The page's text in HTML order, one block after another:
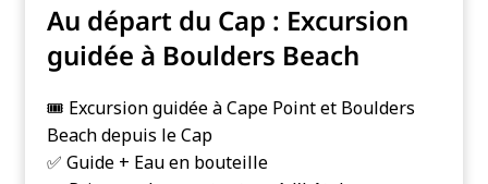
Au départ du Cap : Excursion
guidée à Boulders Beach
🎟️ Excursion guidée à Cape Point et Boulders
Beach depuis le Cap
✅ Guide + Eau en bouteille